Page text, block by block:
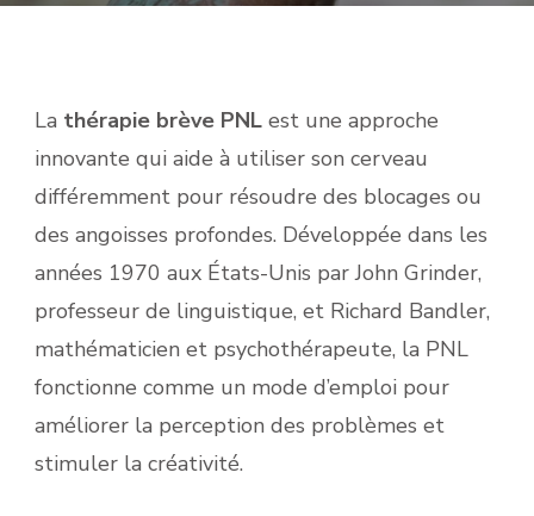
La thérapie brève PNL est une approche
innovante qui aide à utiliser son cerveau
différemment pour résoudre des blocages ou
des angoisses profondes. Développée dans les
années 1970 aux États-Unis par John Grinder,
professeur de linguistique, et Richard Bandler,
mathématicien et psychothérapeute, la PNL
fonctionne comme un mode d’emploi pour
améliorer la perception des problèmes et
stimuler la créativité.